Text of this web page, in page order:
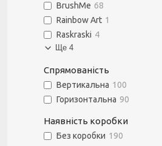
BrushMe 68
Rainbow Art 1
Raskraski 4
Ще 4
Спрямованість
Вертикальна 100
Горизонтальна 90
Наявність коробки
Без коробки 190